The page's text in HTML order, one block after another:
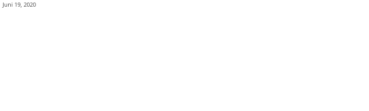
Juni 19, 2020